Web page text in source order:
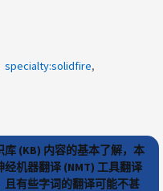
specialty:solidfire
(KB) 内容的基本了解，本
机器翻译 (NMT) 工具翻译
有些字词的翻译可能不甚